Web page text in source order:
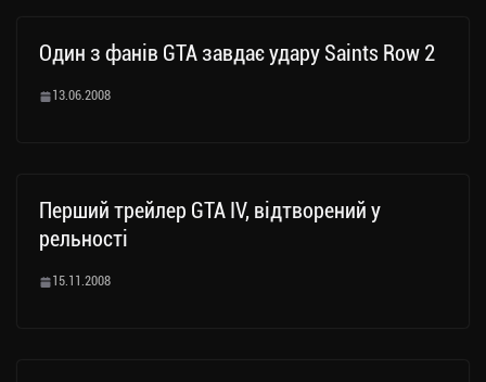
Один з фанів GTA завдає удару Saints Row 2
13.06.2008
Перший трейлер GTA IV, відтворений у
рельності
15.11.2008